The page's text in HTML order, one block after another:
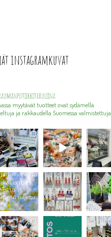
instagramkuvat
myytävät tuotteet ovat sydämellä
ja rakkaudella Suomessa valmistettuja.